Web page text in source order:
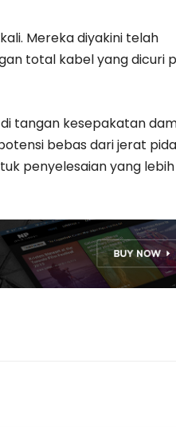
Mereka diyakini telah
total kabel yang dicuri
tangan kesepakatan
bebas dari jerat
penyelesaian yang lebih